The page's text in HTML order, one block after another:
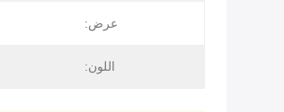
عرض:
اللون: